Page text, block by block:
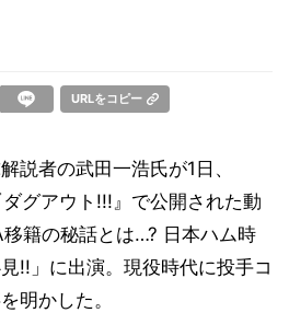
URLをコピー
説者の武田一浩氏が1日、
グアウト!!!』で公開された動
籍の秘話とは…? 日本ハム時
!!」に出演。現役時代に投手コ
明かした。